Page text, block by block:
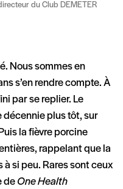
du Club DEMETER
Nous sommes en
s’en rendre compte. À
par se replier. Le
décennie plus tôt, sur
la fièvre porcine
rappelant que la
si peu. Rares sont ceux
de One Health